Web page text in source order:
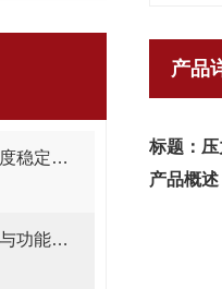
在线浓度计：工业生产中浓度稳定的守护者
切削液在线浓度的设计特点与功能讲解
产品
标题：
产品概述